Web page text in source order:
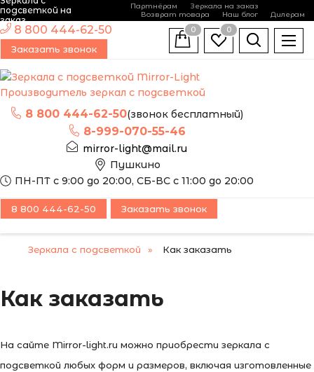
подсветкой на
заказ
Партнёрам
Зеркала на заказ
Возврат товара
Наш блог Дилерам
Производитель зеркал с подсветкой
8 800 444-62-50(звонок бесплатный)
8-999-070-55-46
mirror-light@mail.ru
Пушкино
ПН-ПТ с 9:00 до 20:00, СБ-ВС с 11:00 до 20:00
8 800 444-62-50
Заказать звонок
0
0
8 800 444-62-50 Заказать звонок
Зеркала с подсветкой Как заказать
Как заказать
На сайте Mirror-light.ru можно приобрести зеркала с
подсветкой любых форм и размеров, включая изготовленные